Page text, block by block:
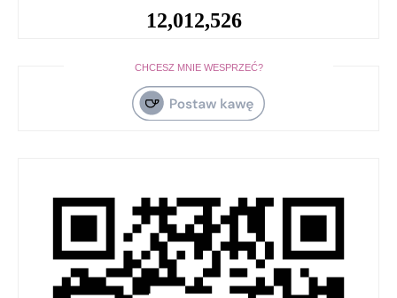
12,012,526
CHCESZ MNIE WESPRZEĆ?